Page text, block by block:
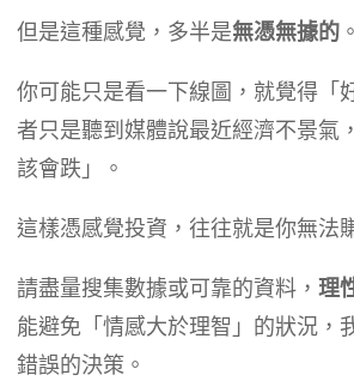
但是這種感覺，多半是無憑無據的。
你可能只是看一下線圖，就覺得「
者只是聽到媒體說最近經濟不景氣
該會跌」。
這樣憑感覺投資，往往就是你無法
請盡量搜集數據或可靠的資料， 理
能避免「情感大於理智」的狀況，
錯誤的決策。